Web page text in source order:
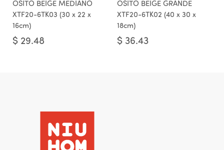
OSITO BEIGE MEDIANO
XTF20-6TK03 (30 x 22 x
16cm)
$ 29.48
OSITO BEIGE GRANDE
XTF20-6TK02 (40 x 30 x
18cm)
$ 36.43